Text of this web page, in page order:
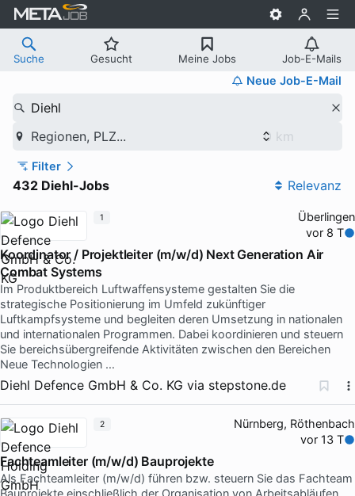
Suche Gesucht Meine Jobs Job-E-Mails
Neue Job-E-Mail
Diehl
Regionen, PLZ...
Filter
432 Diehl-Jobs Relevanz
Überlingen
vor 8 T
Koordinator / Projektleiter (m/w/d) Next Generation Air
Combat Systems
Im Produktbereich Luftwaffensysteme gestalten Sie die
strategische Positionierung im Umfeld zukünftiger
Luftkampfsysteme und begleiten deren Umsetzung in nationalen
und internationalen Programmen. Dabei koordinieren und steuern
Sie bereichsübergreifende Aktivitäten zwischen den Bereichen
Neue Technologien …
Diehl Defence GmbH & Co. KG via stepstone.de
1
Nürnberg, Röthenbach
vor 13 T
Fachteamleiter (m/w/d) Bauprojekte
Als Fachteamleiter (m/w/d) führen bzw. steuern Sie das Fachteam
2